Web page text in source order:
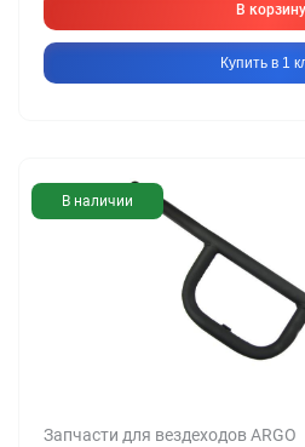
В корзину
Купить в 1
В наличии
Запчасти для вездеходов ARGO